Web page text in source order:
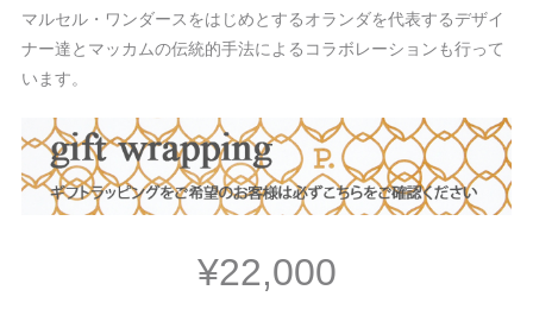
マルセル・ワンダースをはじめとするオランダを代表するデザイ
ナー達とマッカムの伝統的手法によるコラボレーションも行って
います。
¥22,000